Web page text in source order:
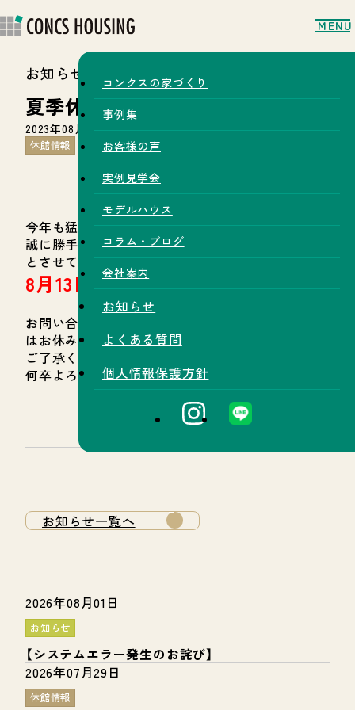
MENU
コンクスの家づくり
事例集
お客様の声
実例見学会
モデルハウス
コラム・ブログ
会社案内
お知らせ
よくある質問
個人情報保護方針
お知らせ
夏季休業のお知らせ
2023年08月01日
休館情報
今年も猛暑の夏となりました。
誠に勝手ではございますが、以下の通り夏季休業
とさせていただきます。
8月13日(日)～16日(水)
お問い合わせ等の対応につきましても、上記期間
はお休みとなりますので
ご了承ください。
何卒よろしくお願いいたします。
お知らせ一覧へ
【システムエラー発生のお詫び】
2026年08月01日
お知らせ
2026年07月29日
休館情報